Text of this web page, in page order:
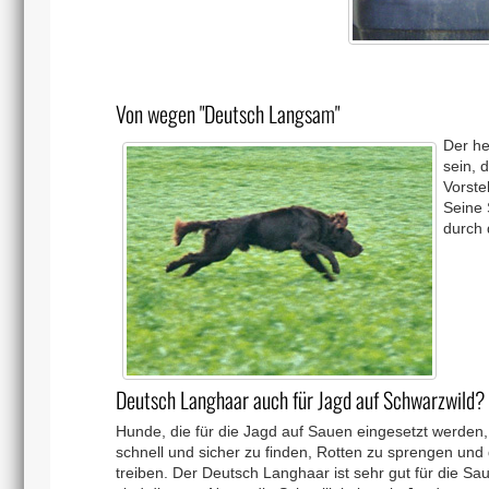
Von wegen "Deutsch Langsam"
Der
sein,
Seine
durch
Deutsch Langhaar auch für Jagd auf Schwarzwild?
Hunde, die für die Jagd auf Sauen eingesetzt
schnell und sicher zu finden, Rotten zu sprengen
treiben. Der Deutsch Langhaar ist sehr gut für die